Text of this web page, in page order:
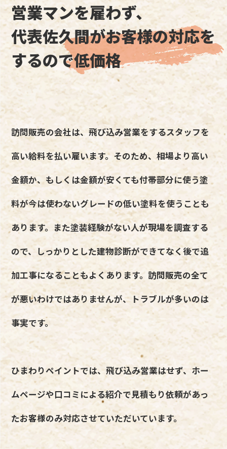
営業マンを雇わず、
代表佐久間がお客様の対応を
するので低価格
訪問販売の会社は、飛び込み営業をするスタッフを
高い給料を払い雇います。そのため、相場より高い
金額か、もしくは金額が安くても付帯部分に使う塗
料が今は使わないグレードの低い塗料を使うことも
あります。また塗装経験がない人が現場を調査する
ので、しっかりとした建物診断ができてなく後で追
加工事になることもよくあります。訪問販売の全て
が悪いわけではありませんが、トラブルが多いのは
事実です。
ひまわりペイントでは、飛び込み営業はせず、ホー
ムページや口コミによる紹介で見積もり依頼があっ
たお客様のみ対応させていただいています。